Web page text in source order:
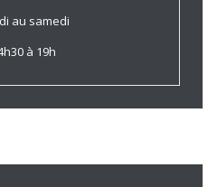
au samedi
à 19h